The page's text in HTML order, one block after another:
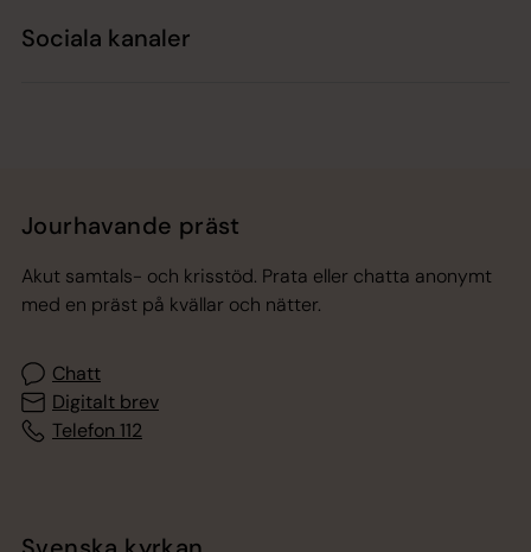
Sociala kanaler
Jourhavande präst
Akut samtals- och krisstöd. Prata eller chatta anonymt
med en präst på kvällar och nätter.
Chatt
Digitalt brev
Telefon 112